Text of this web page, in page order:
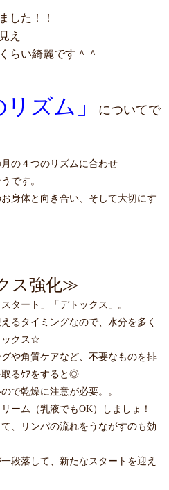
した！！
え
らい綺麗です＾＾
リズム」
についてで
の４つのリズムに合わせ
です。
身体と向き合い、そして大切にす
ス強化≫
タート」「デトックス」。
るタイミングなので、水分を多く
ックス☆
や角質ケアなど、不要なものを排
取るｹｱをすると◎
で乾燥に注意が必要。。
ーム（乳液でもOK）しましょ！
、リンパの流れをうながすのも効
段落して、新たなスタートを迎え